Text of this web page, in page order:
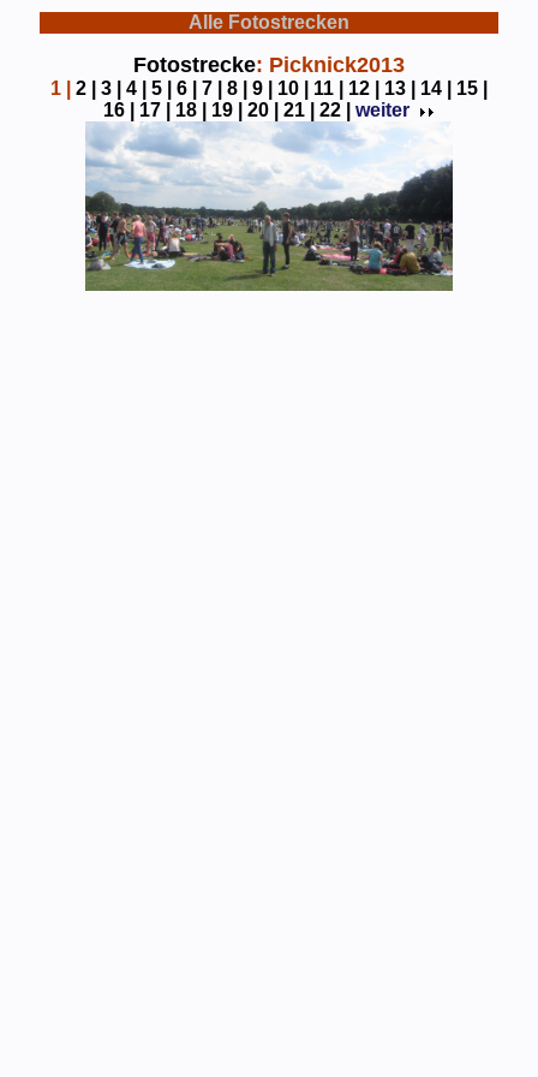
Alle Fotostrecken
Fotostrecke: Picknick2013
1 2 | 3 | 4 | 5 | 6 | 7 | 8 | 9 | 10 | 11 | 12 | 13 | 14 |
15 |
16 |
17 | 18 | 19 | 20 | 21 | 22 | weiter